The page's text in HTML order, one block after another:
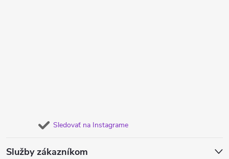
Sledovať na Instagrame
Služby zákazníkom